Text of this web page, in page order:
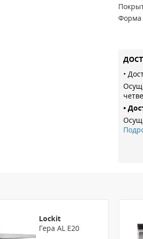
Форма
•
•
Lockit
Гера AL E20